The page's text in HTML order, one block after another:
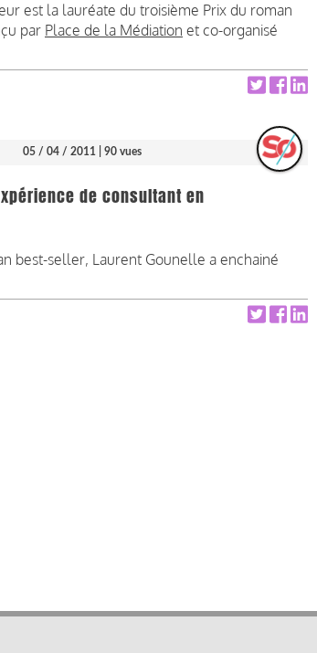
est la lauréate du troisième Prix du roman
par Place de la Médiation et co-organisé
05 / 04 / 2011 | 90 vues
de consultant en
best-seller, Laurent Gounelle a enchainé